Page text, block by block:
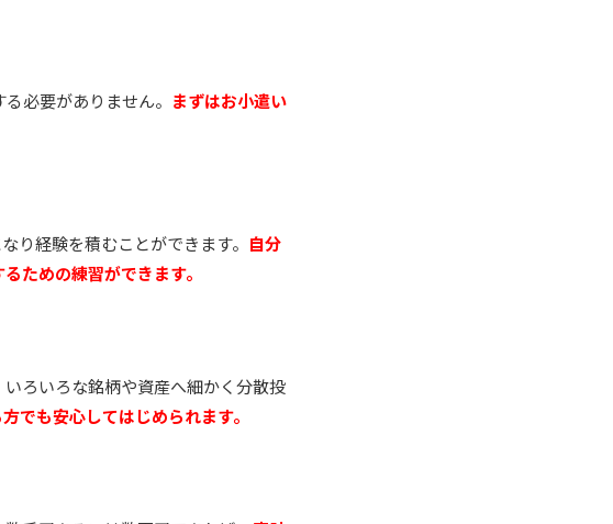
必要がありません。 まずはお小遣い
り経験を積むことができます。 自分
ための練習ができます。
ろいろな銘柄や資産へ細かく分散投
でも安心してはじめられます。